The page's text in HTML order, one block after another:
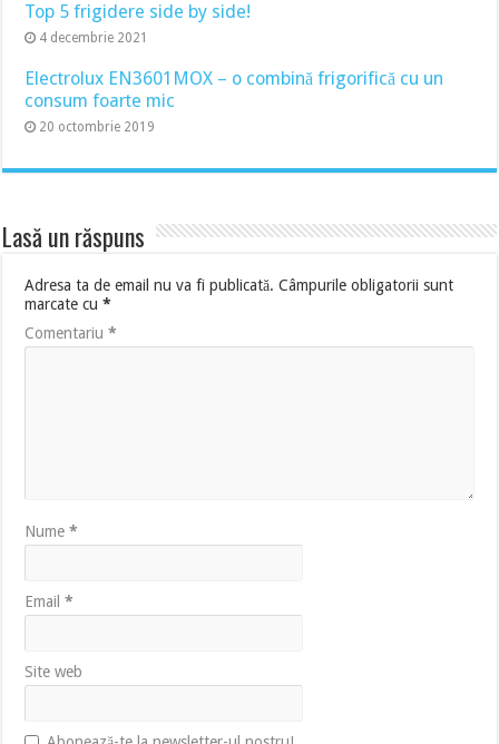
Top 5 frigidere side by side!
4 decembrie 2021
Electrolux EN3601MOX – o combină frigorifică cu un
consum foarte mic
20 octombrie 2019
Lasă un răspuns
Adresa ta de email nu va fi publicată. Câmpurile obligatorii sunt
marcate cu*
Comentariu*
Nume*
Email*
Site web